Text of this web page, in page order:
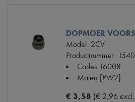
DOPMOER
Model 2CV
Productnummer
Codes 16008
Maten [PW2]
€ 3,58 (€ 2,96